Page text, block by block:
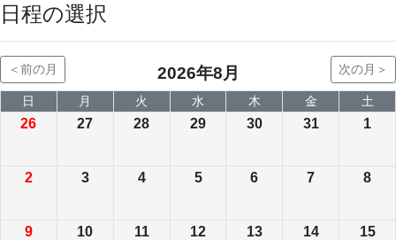
日程の選択
＜前の月 2026年8月 次の月＞
日 月 火 水 木 金 土
26 27 28 29 30 31 1
2 3 4 5 6 7 8
9 10 11 12 13 14 15